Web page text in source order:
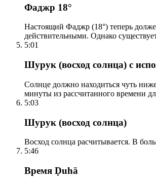
Фаджр 18°
Настоящий Фаджр (18°) теперь
действительными. Однако
5:01
Шурук (восход солнца) с
Солнце должно находиться чуть
минуты из рассчитанного времени
5:03
Шурук (восход солнца)
Восход солнца расчитывается. В
5:46
Время Ḍuhā